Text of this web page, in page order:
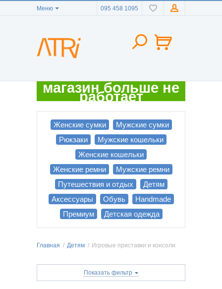
Меню 095 458 1095
магазин больше не
работает
Женские сумки
Мужские сумки
Рюкзаки
Мужские кошельки
Женские кошельки
Женские ремни
Мужские ремни
Путешествия и отдых
Детям
Аксессуары
Обувь
Handmade
Премиум
Детская одежда
Главная / Детям / Игровые приставки и консоли
Показать фильтр